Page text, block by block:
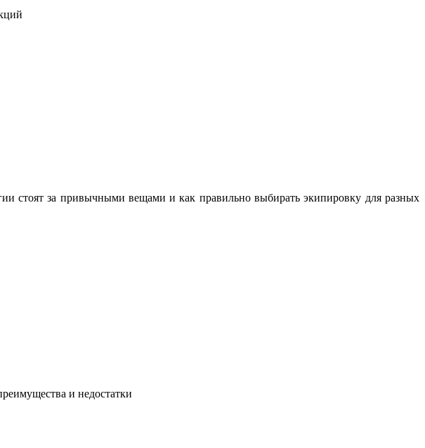
стоят за привычными вещами и как правильно выбирать экипировку для разных
и недостатки